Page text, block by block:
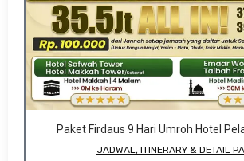
Paket Firdaus 9 Hari Umroh Hotel
JADWAL, ITINERARY & DETAIL